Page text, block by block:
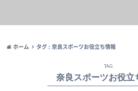
ホーム タグ : 奈良スポーツお役立ち情報
TAG
奈良スポーツお役立